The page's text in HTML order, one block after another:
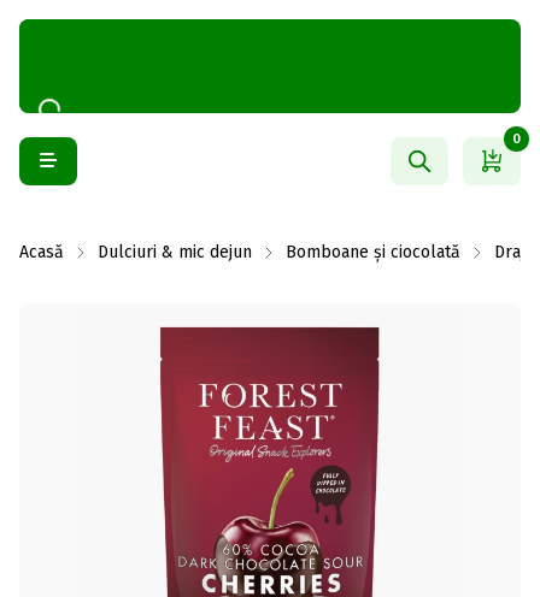
0
Acasă Dulciuri & mic dejun Bomboane și ciocolată